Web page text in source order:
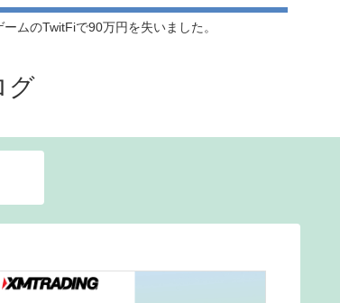
ムのTwitFiで90万円を失いました。
グ